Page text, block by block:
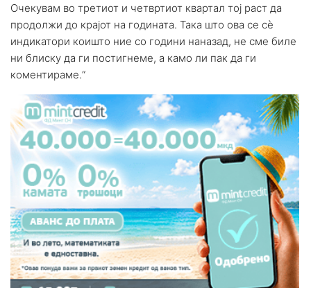
Очекувам во третиот и четвртиот квартал тој раст да
продолжи до крајот на годината. Така што ова се сѐ
индикатори коишто ние со години наназад, не сме биле
ни блиску да ги постигнеме, а камо ли пак да ги
коментираме.“